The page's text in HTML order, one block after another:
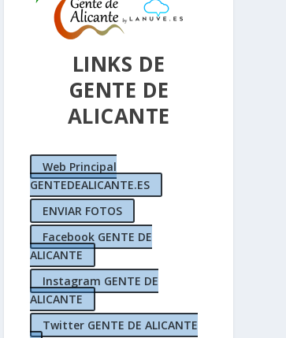
LINKS DE
GENTE DE
ALICANTE
Web Principal
GENTEDEALICANTE.ES
ENVIAR FOTOS
Facebook GENTE DE
ALICANTE
Instagram GENTE DE
ALICANTE
Twitter GENTE DE ALICANTE